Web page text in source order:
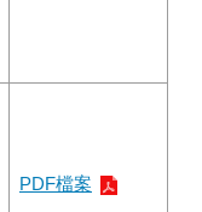
PDF檔案